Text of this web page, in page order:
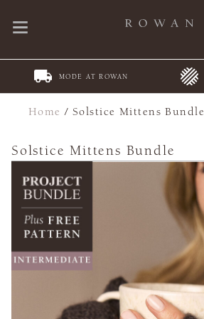
MODE AT ROWAN
Home /Solstice Mittens Bundle
Solstice Mittens Bundle